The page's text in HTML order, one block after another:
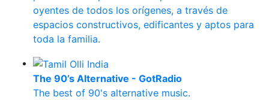
oyentes de todos los orígenes, a través de
espacios constructivos, edificantes y aptos para
toda la familia.
The 90’s Alternative - GotRadio
The best of 90's alternative music.